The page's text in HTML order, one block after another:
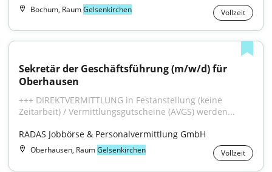
Bochum, RaumGelsenkirchen Vollzeit
Sekretär der Geschäftsführung (m/w/d) für
Oberhausen
+++ DIREKTVERMITTLUNG in Festanstellung (keine
Zeitarbeit) / Vermittlungsgutscheine (AVGS) werden...
RADAS Jobbörse & Personalvermittlung GmbH
Oberhausen, RaumGelsenkirchen Vollzeit